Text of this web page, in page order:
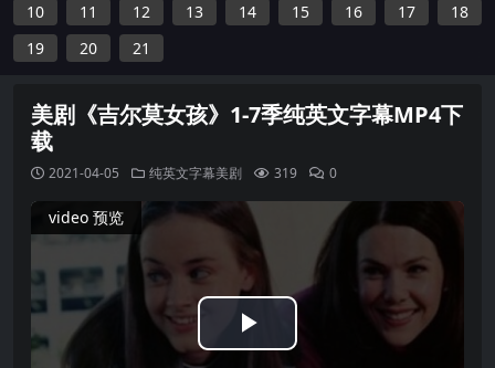
10
11 12 13 14 15 16 17
18
19
20 21
美剧《吉尔莫女孩》1-7季纯英文字幕MP4下
载
2021-04-05 纯英文字幕美剧 319 0
video 预览
Play